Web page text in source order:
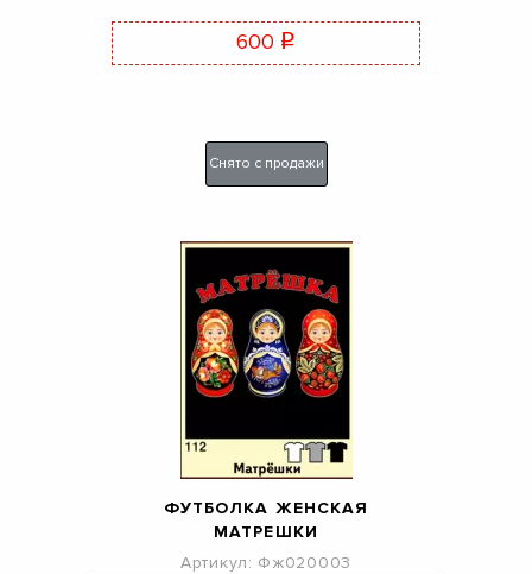
600 q
Снято с продажи
ФУТБОЛКА ЖЕНСКАЯ
МАТРЕШКИ
Артикул: Фж020003